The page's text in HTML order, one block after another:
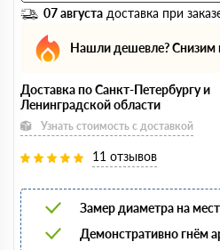
07 августа доставка при
Нашли дешевле? Снизим
Доставка по Санкт-Петербургу и
Ленинградской области
Узнать стоимость с доставкой
11 отзывов
Замер диаметра на
Демонстративно гнём